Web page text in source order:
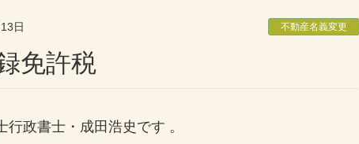
日 不動産名義変更
免許税
政書士・成田浩史です 。